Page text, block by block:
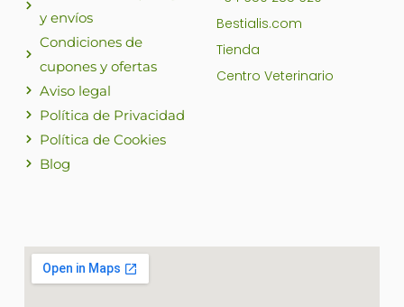
y envíos
Condiciones de
cupones y ofertas
Aviso legal
Política de Privacidad
Política de Cookies
Blog
Bestialis.com
Tienda
Centro Veterinario